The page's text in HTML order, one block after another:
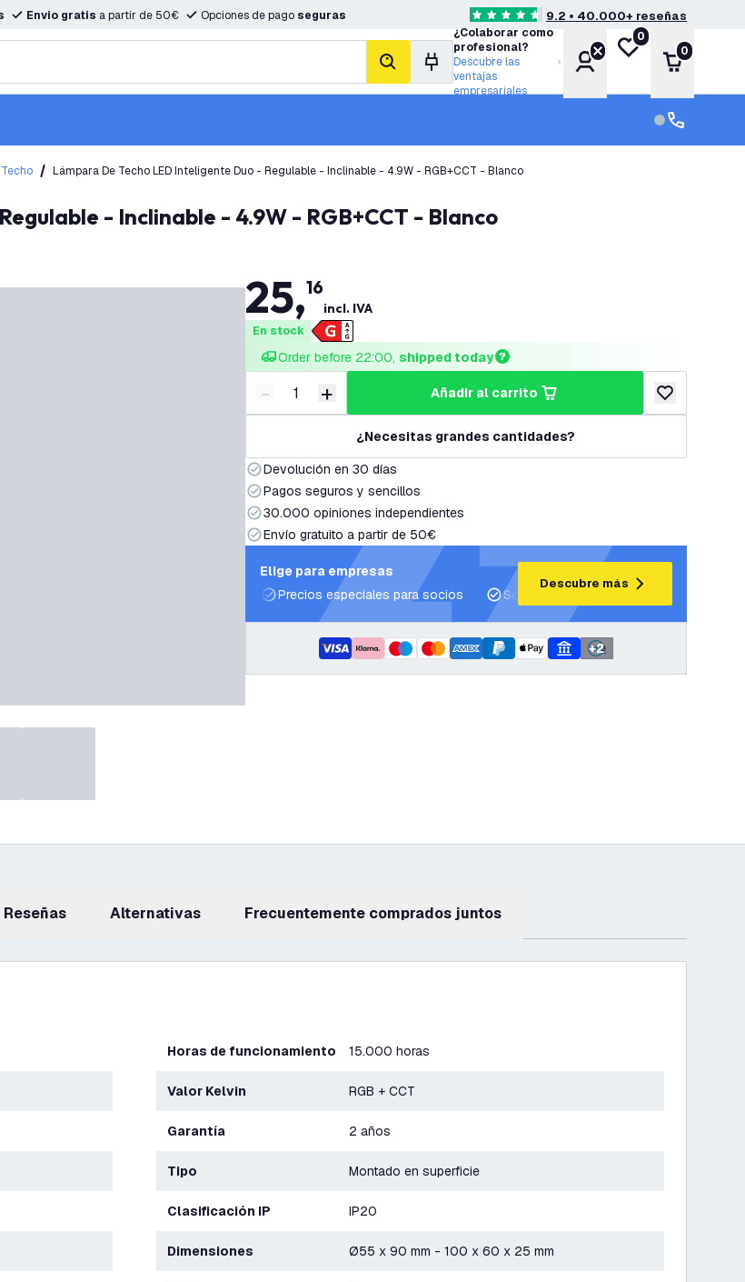
Envio gratis a partir de 50€ Opciones de pago seguras 4.6 estrellas de puntuación
9.2 • 40.000+ reseñas
buscar
¿Colaborar como
profesional?
Descubre las
ventajas
empresariales
Cuenta
Mi lista de deseos
0
Carrito
0
Servicio al
Servicio al
Lámpara De Techo LED Inteligente Duo - Regulable - Inclinable - 4.9W - RGB+CCT - Blanco
- Inclinable - 4.9W - RGB+CCT - Blanco
25,16
incl. IVA
En stock
Order before 22:00, shipped today
Disminuir cantidad
- Aumentar cantidad
+ añadir al carrito
añadir a lista
¿Necesitas grandes cantidades?
Devolución en 30 días
Pagos seguros y sencillos
30.000 opiniones independientes
Envío gratuito a partir de 50€
Elige para empresas
Precios especiales para socios
Soporte para proyectos y planes de
Descubre más
+2
reseñas Alternativas Frecuentemente comprados juntos
Horas de funcionamiento 15.000 horas
Valor Kelvin RGB + CCT
Garantía 2 años
Tipo Montado en superficie
Clasificación IP IP20
Dimensiones Ø55 x 90 mm - 100 x 60 x 25 mm